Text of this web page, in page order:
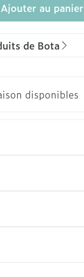
Ajouter au panier
de Bota
disponibles